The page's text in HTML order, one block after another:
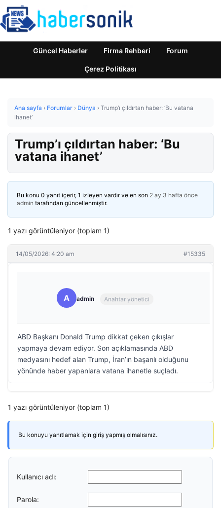
Güncel Haberler Firma Rehberi Forum
Çerez Politikası
Ana sayfa › Forumlar › Dünya › Trump’ı çıldırtan haber: ‘Bu vatana
ihanet’
Trump’ı çıldırtan haber: ‘Bu
vatana ihanet’
Bu konu 0 yanıt içerir, 1 izleyen vardır ve en son 2 ay 3 hafta önce
admin tarafından güncellenmiştir.
1 yazı görüntüleniyor (toplam 1)
14/05/2026: 4:20 am #15335
A admin Anahtar yönetici
ABD Başkanı Donald Trump dikkat çeken çıkışlar
yapmaya devam ediyor. Son açıklamasında ABD
medyasını hedef alan Trump, İran’ın başarılı olduğunu
yönünde haber yapanlara vatana ihanetle suçladı.
1 yazı görüntüleniyor (toplam 1)
Bu konuyu yanıtlamak için giriş yapmış olmalısınız.
Kullanıcı adı:
Parola: